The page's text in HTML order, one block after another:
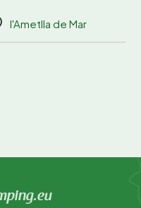
l'Ametlla de Mar